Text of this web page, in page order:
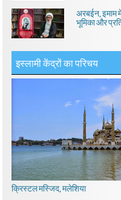
अरबईन, इमाम
भूमिका और
इस्लामी केंद्रों का परिचय
क्रिस्टल मस्जिद, मलेशिया